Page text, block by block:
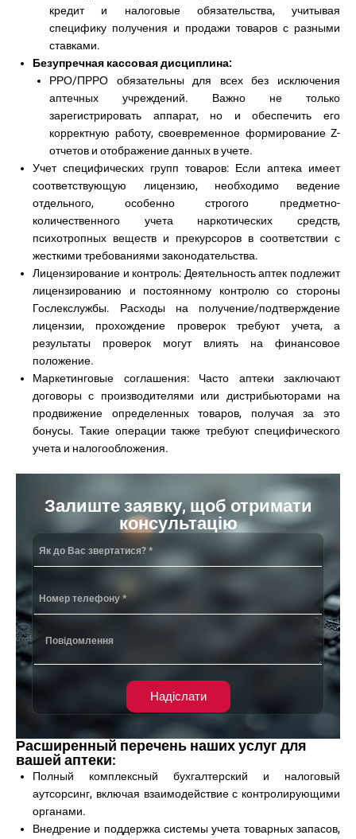
кредит и налоговые обязательства, учитывая
специфику получения и продажи товаров с разными
ставками.
Безупречная кассовая дисциплина:
РРО/ПРРО обязательны для всех без исключения
аптечных учреждений. Важно не только
зарегистрировать аппарат, но и обеспечить его
корректную работу, своевременное формирование Z-
отчетов и отображение данных в учете.
Учет специфических групп товаров: Если аптека имеет
соответствующую лицензию, необходимо ведение
отдельного, особенно строгого предметно-
количественного учета наркотических средств,
психотропных веществ и прекурсоров в соответствии с
жесткими требованиями законодательства.
Лицензирование и контроль: Деятельность аптек подлежит
лицензированию и постоянному контролю со стороны
Гослекслужбы. Расходы на получение/подтверждение
лицензии, прохождение проверок требуют учета, а
результаты проверок могут влиять на финансовое
положение.
Маркетинговые соглашения: Часто аптеки заключают
договоры с производителями или дистрибьюторами на
продвижение определенных товаров, получая за это
бонусы. Такие операции также требуют специфического
учета и налогообложения.
Залиште заявку, щоб отримати
консультацію
Надіслати
Расширенный перечень наших услуг для
вашей аптеки:
Полный комплексный бухгалтерский и налоговый
аутсорсинг, включая взаимодействие с контролирующими
органами.
Внедрение и поддержка системы учета товарных запасов,